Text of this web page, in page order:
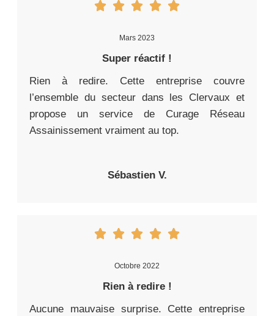
Mars 2023
Super réactif !
Rien à redire. Cette entreprise couvre
l’ensemble du secteur dans les Clervaux et
propose un service de Curage Réseau
Assainissement vraiment au top.
Sébastien V.
Octobre 2022
Rien à redire !
Aucune mauvaise surprise. Cette entreprise